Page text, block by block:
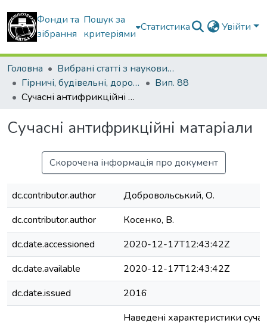
Фонди та
зібрання
Пошук за
критеріями
Статистика Увійти
Головна
Вибрані статті з наукових збірників КНУБА
Гірничі, будівельні, дорожні та меліоративні машини
Вип. 88
Сучасні антифрикційні матаріали
Сучасні антифрикційні матаріали
Скорочена інформація про документ
dc.contributor.author
Добровольський, О.
dc.contributor.author
Косенко, В.
dc.date.accessioned
2020-12-17T12:43:42Z
dc.date.available
2020-12-17T12:43:42Z
dc.date.issued
2016
Наведені характеристики